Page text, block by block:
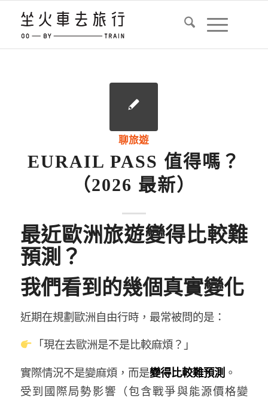
聊旅遊
EURAIL PASS 值得嗎？
（2026 最新）
最近歐洲旅遊變得比較難
預測？
我們看到的幾個真實變化
近期在規劃歐洲自由行時，最常被問的是：
「現在去歐洲是不是比較麻煩？」
實際情況不是變麻煩，而是變得比較難預測 。
受到國際局勢影響（包含戰爭與能源價格變